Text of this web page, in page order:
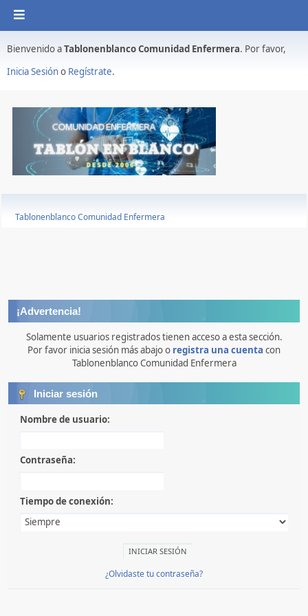
Bienvenido aTablonenblanco Comunidad Enfermera. Por favor,
Inicia Sesióno Regístrate.
Tablonenblanco Comunidad Enfermera
¡Advertencia!
Solamente usuarios registrados tienen acceso a esta sección.
Por favor inicia sesión más abajo o registra una cuenta con
Tablonenblanco Comunidad Enfermera
Iniciar sesión
Nombre de usuario:
Contraseña:
Tiempo de conexión:
¿Olvidaste tu contraseña?